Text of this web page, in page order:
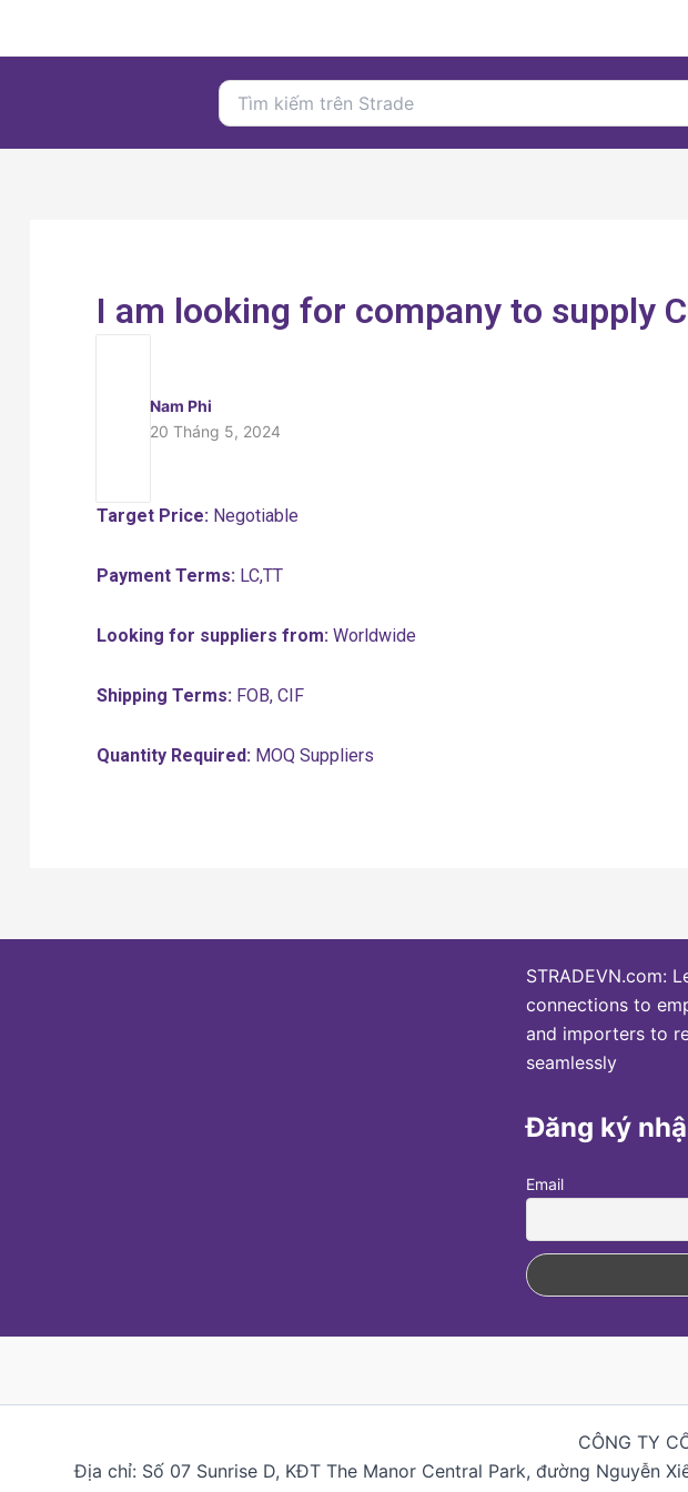
Search
for:
I am looking for company to supply
Nam Phi
20 Tháng 5, 2024
Target Price: Negotiable
Payment Terms: LC,TT
Looking for suppliers from: Worldwide
Shipping Terms: FOB, CIF
Quantity Required: MOQ Suppliers
STRADEVN.com:
connections to
and importers to
seamlessly
Đăng ký
Email
CÔNG TY
Địa chỉ: Số 07 Sunrise D, KĐT The Manor Central Park, đường Nguyễn